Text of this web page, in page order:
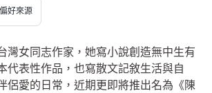
好來源
灣女同志作家，她寫小說創造無中生有
代表性作品，也寫散文記敘生活與自
侶愛的日常，近期更即將推出名為《陳